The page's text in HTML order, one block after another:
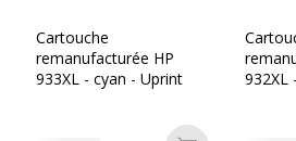
Cartouche
remanufacturée HP
933XL - cyan - Uprint
932XL